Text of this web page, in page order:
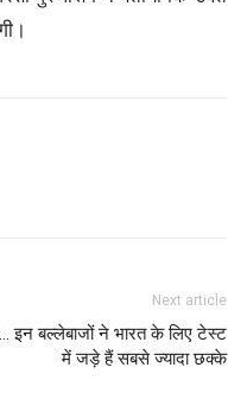
Next article
इन बल्लेबाजों ने भारत के लिए टेस्ट
में जड़े हैं सबसे ज्यादा छक्के